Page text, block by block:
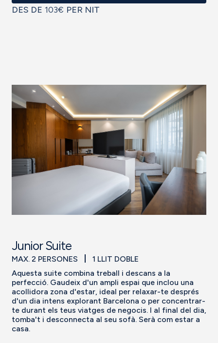
DES DE 103€ PER NIT
Junior Suite
Aquesta suite combina treball i descans a la
perfecció. Gaudeix d'un ampli espai que inclou una
acollidora zona d'estar, ideal per relaxar-te després
d'un dia intens explorant Barcelona o per concentrar-
te durant els teus viatges de negocis. I al final del dia,
tomba't i desconnecta al seu sofà. Serà com estar a
casa.
MAX. 2 PERSONES 1 LLIT DOBLE